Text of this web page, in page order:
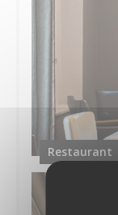
Restaurant